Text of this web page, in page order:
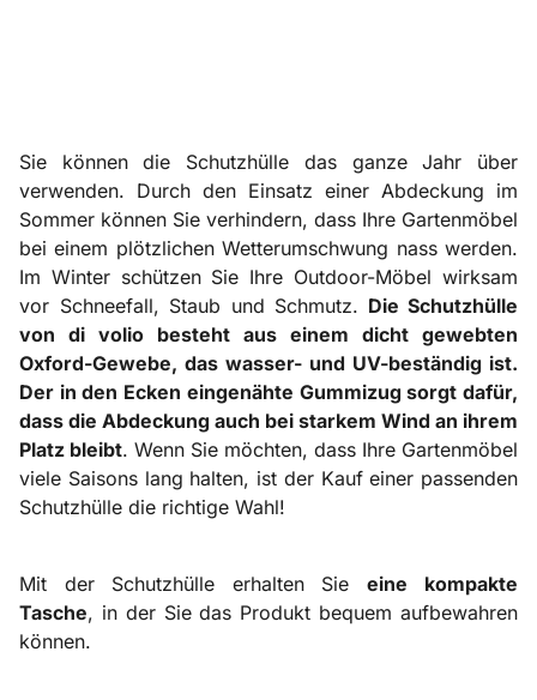
Sie können die Schutzhülle das ganze Jahr über
verwenden. Durch den Einsatz einer Abdeckung im
Sommer können Sie verhindern, dass Ihre Gartenmöbel
bei einem plötzlichen Wetterumschwung nass werden.
Im Winter schützen Sie Ihre Outdoor-Möbel wirksam
vor Schneefall, Staub und Schmutz. Die Schutzhülle
von di volio besteht aus einem dicht gewebten
Oxford-Gewebe, das wasser- und UV-beständig ist.
Der in den Ecken eingenähte Gummizug sorgt dafür,
dass die Abdeckung auch bei starkem Wind an ihrem
Platz bleibt. Wenn Sie möchten, dass Ihre Gartenmöbel
viele Saisons lang halten, ist der Kauf einer passenden
Schutzhülle die richtige Wahl!
Mit der Schutzhülle erhalten Sie eine
kompakte
Tasche, in der Sie das Produkt bequem aufbewahren
können.